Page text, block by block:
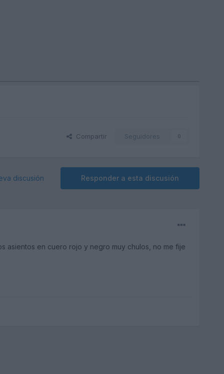
Compartir Seguidores 0
Responder a esta discusión
discusión
asientos en cuero rojo y negro muy chulos, no me fije